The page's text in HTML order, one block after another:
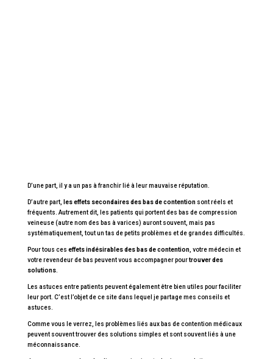
D’une part, il y a un pas à franchir lié à leur mauvaise réputation.
D’autre part, les effets secondaires des bas de contentionsont réels et
fréquents. Autrement dit, les patients qui portent des bas de compression
veineuse (autre nom des bas à varices) auront souvent, mais pas
systématiquement, tout un tas de petits problèmes et de grandes difficultés.
Pour tous ces effets indésirables des bas de contention, votre médecin et
votre revendeur de bas peuvent vous accompagner pourtrouver des
solutions.
Les astuces entre patients peuvent également être bien utiles pour faciliter
leur port. C’est l’objet de ce site dans lequel je partage mes conseils et
astuces.
Comme vous le verrez, les problèmes liés aux bas de contention médicaux
peuvent souvent trouver des solutions simples et sont souvent liés à une
méconnaissance.